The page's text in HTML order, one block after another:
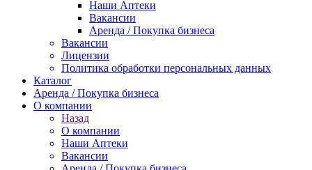
Наши Аптеки
Вакансии
Аренда / Покупка бизнеса
Вакансии
Лицензии
Политика обработки персональных данных
Каталог
Аренда / Покупка бизнеса
О компании
Назад
О компании
Наши Аптеки
Вакансии